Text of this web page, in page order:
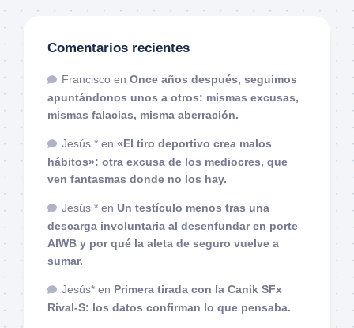
Comentarios recientes
Francisco en Once años después, seguimos
apuntándonos unos a otros: mismas excusas,
mismas falacias, misma aberración.
Jesús * en «El tiro deportivo crea malos
hábitos»: otra excusa de los mediocres, que
ven fantasmas donde no los hay.
Jesús * en Un testículo menos tras una
descarga involuntaria al desenfundar en porte
AIWB y por qué la aleta de seguro vuelve a
sumar.
Jesús* en Primera tirada con la Canik SFx
Rival-S: los datos confirman lo que pensaba.